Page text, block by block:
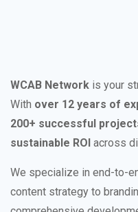
WCAB Network is your
With over 12 years of
200+ successful
sustainable ROI across
We specialize in end-to-
content strategy to